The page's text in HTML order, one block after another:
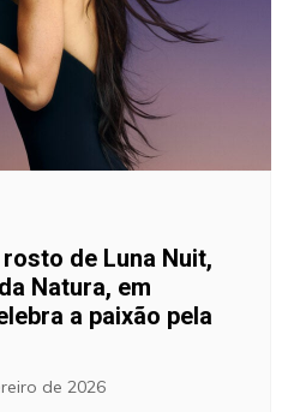
de Luna Nuit,
Natura, em
a paixão pela
de 2026